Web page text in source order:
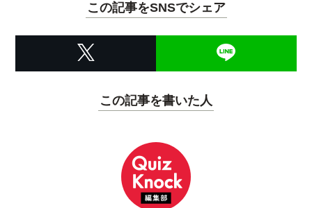
この記事をSNSでシェア
この記事を書いた人